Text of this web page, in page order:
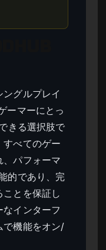
グルプレイ
ーマーにとっ
きる選択肢で
べてのゲー
、パフォーマ
的であり、完
とを保証し
なインターフ
で機能をオン/